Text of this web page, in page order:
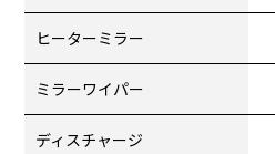
ヒーターミラー
ミラーワイパー
ディスチャージ